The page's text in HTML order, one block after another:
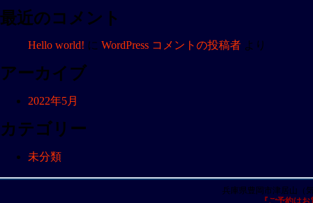
ョ
ン
最近のコメント
Hello world! に WordPress コメントの投稿者 より
アーカイブ
2022年5月
カテゴリー
未分類
兵庫県豊岡市津居山
『ご予約は